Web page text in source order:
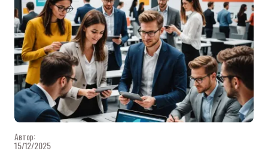
Автор:
15/12/2025